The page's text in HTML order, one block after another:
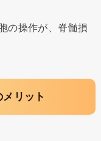
の操作が、脊髄損
リット